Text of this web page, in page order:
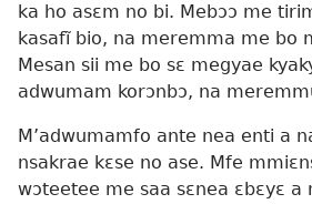
ka ho asɛm no bi. Mebɔɔ me
kasafĩ bio, na meremma me bo
Mesan sii me bo sɛ megyae
adwumam korɔnbɔ, na
M’adwumamfo ante nea enti a
nsakrae kɛse no ase. Mfe
wɔteetee me saa sɛnea ɛbɛyɛ a